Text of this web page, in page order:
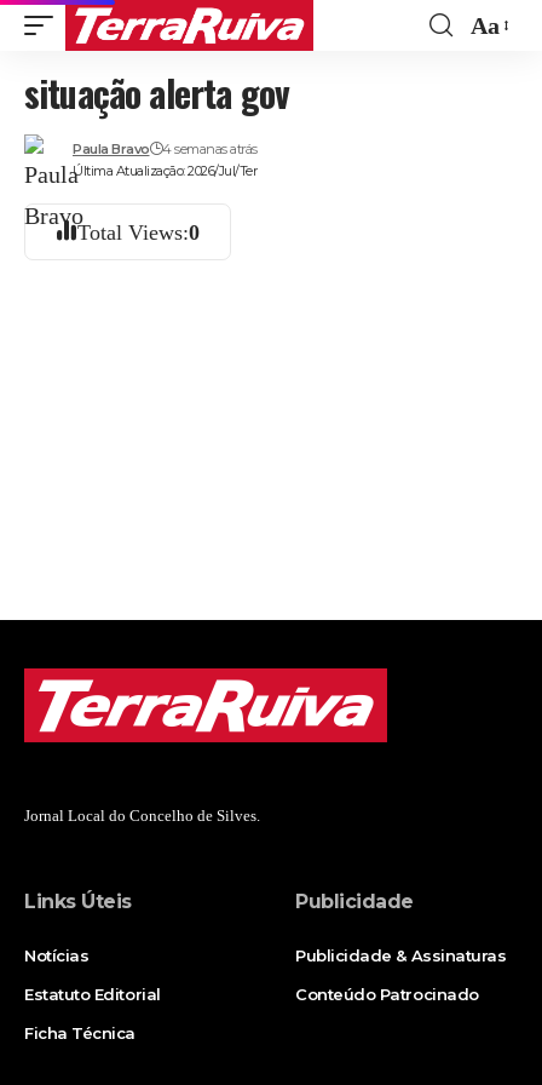
Aa
situação alerta gov
Última Atualização: 2026/Jul/Ter
Paula Bravo 4 semanas atrás
Total Views:0
Jornal Local do Concelho de Silves.
Links Úteis
Notícias
Estatuto Editorial
Ficha Técnica
Publicidade
Publicidade & Assinaturas
Conteúdo Patrocinado